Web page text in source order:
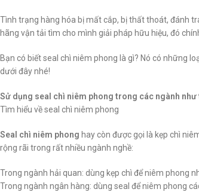
Tình trạng hàng hóa bị mất cắp, bị thất thoát, đánh
hãng vận tải tìm cho mình giải pháp hữu hiệu, đó
Bạn có biết seal chì niêm phong là gì? Nó có những
dưới đây nhé!
Sử dụng seal chì niêm phong trong các ngành như
Tìm hiểu về seal chì niêm phong
Seal chì niêm phong hay còn được gọi là kẹp chì
rộng rãi trong rất nhiều ngành nghề:
Trong ngành hải quan: dùng kẹp chì để niêm phong
Trong ngành ngân hàng: dùng seal để niêm phong